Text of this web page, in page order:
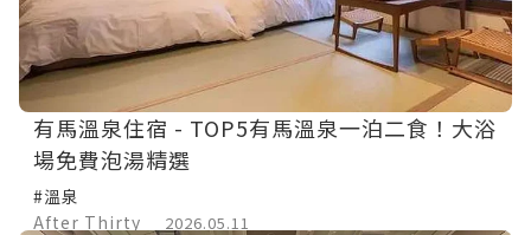
有馬溫泉住宿 - TOP5有馬溫泉一泊二食！大浴
場免費泡湯精選
#溫泉
After Thirty
2026.05.11